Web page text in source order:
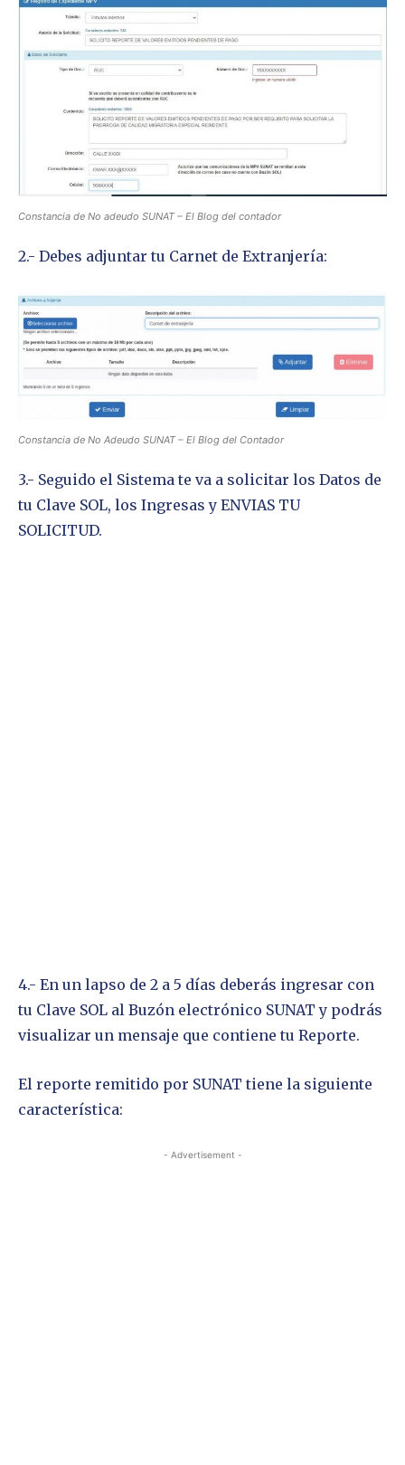
Constancia de No adeudo SUNAT – El Blog del contador
2.- Debes adjuntar tu Carnet de Extranjería:
Constancia de No Adeudo SUNAT – El Blog del Contador
3.- Seguido el Sistema te va a solicitar los Datos de
tu Clave SOL, los Ingresas y ENVIAS TU
SOLICITUD.
4.- En un lapso de 2 a 5 días deberás ingresar con
tu Clave SOL al Buzón electrónico SUNAT y podrás
visualizar un mensaje que contiene tu Reporte.
El reporte remitido por SUNAT tiene la siguiente
característica:
- Advertisement -